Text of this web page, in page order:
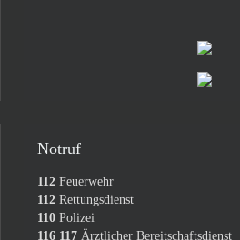
Notruf
112 Feuerwehr
112 Rettungsdienst
110 Polizei
116 117 Ärztlicher Bereitschaftsdienst